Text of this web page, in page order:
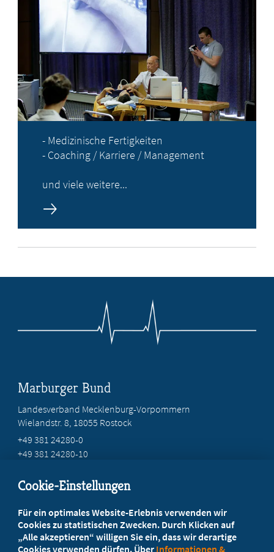
- Medizinische Fertigkeiten
- Coaching / Karriere / Management
und viele weitere...
Marburger Bund
Landesverband Mecklenburg-Vorpommern
Wielandstr. 8, 18055 Rostock
+49 381 24280-0
+49 381 24280-10
Ihr Landesverband berät Sie!
Cookie-Einstellungen
Für ein optimales Website-Erlebnis verwenden wir
Cookies zu statistischen Zwecken. Durch Klicken auf
„Alle akzeptieren“ willigen Sie ein, dass wir derartige
Cookies verwenden dürfen. Über Informationen &